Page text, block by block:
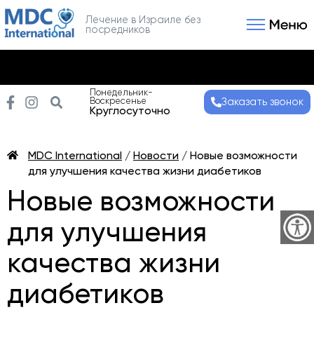
Лечение в Израиле без
посредников
Понедельник-
Воскресенье
Круглосуточно
Заказать звонок
MDC International / Новости / Новые возможности
для улучшения качества жизни диабетиков
Новые возможности
для улучшения
качества жизни
диабетиков